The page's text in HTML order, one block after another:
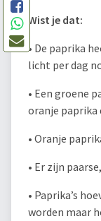
Wist je dat:
• De paprika
licht per dag
• Een groene
oranje paprika
• Oranje
• Er zijn
• Paprika’s
worden maar